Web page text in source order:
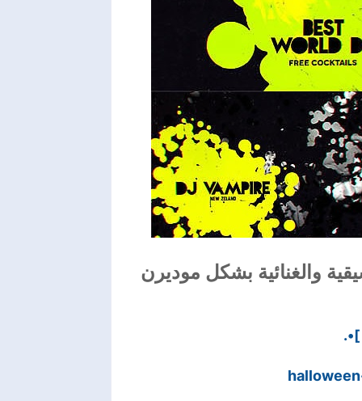
والغنائية بشكل موديرن
]•.